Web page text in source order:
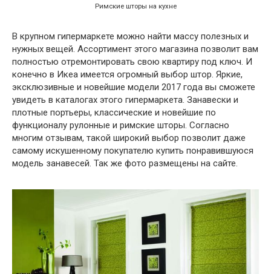
Римские шторы на кухне
В крупном гипермаркете можно найти массу полезных и
нужных вещей. Ассортимент этого магазина позволит вам
полностью отремонтировать свою квартиру под ключ. И
конечно в Икеа имеется огромный выбор штор. Яркие,
эксклюзивные и новейшие модели 2017 года вы сможете
увидеть в каталогах этого гипермаркета. Занавески и
плотные портьеры, классические и новейшие по
функционалу рулонные и римские шторы. Согласно
многим отзывам, такой широкий выбор позволит даже
самому искушенному покупателю купить понравившуюся
модель занавесей. Так же фото размещены на сайте.